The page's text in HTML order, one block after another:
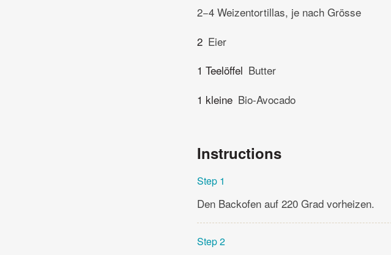
2−4 Weizentortillas, je nach Grösse
2 Eier
1 Teelöffel Butter
1 kleine Bio-Avocado
Instructions
Step 1
Den Backofen auf 220 Grad vorheizen.
Step 2